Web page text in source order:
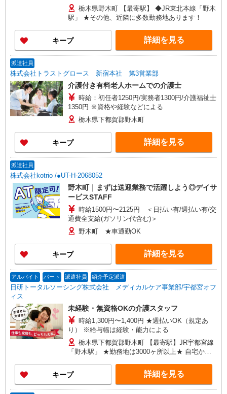
る） ◎月収例 時給1750円×1日8時間×22日（週5
日）＝30万8000円 ◆昇給あり ◆支払い方法 ※日
払い/週払い/月払い対応も可能です。詳しくは面談
時にご相談ください。 ◆交通費：別途全額支給 ※
当社規定あり
栃木県野木町 【最寄駅】 ◆JR東北本線「野木
駅」 ★その他、近隣に多数勤務地あります！
キープ 詳細を見る
派遣社員
株式会社トラストグロース 新宿本社 第3営業部
介護付き有料老人ホームでの介護士
時給：初任者1250円/実務者1300円/介護福祉士
1350円 ※資格や経験などによる
栃木県下都賀郡野木町
キープ 詳細を見る
派遣社員
株式会社kotrio /●UT-H-2068052
野木町｜まずは送迎業務で活躍しよう◎デイサ
ービスSTAFF
時給1500円〜2125円 ＜日払い有/週払い有/交
通費全支給(ガソリン代含む)＞
野木町 ★車通勤OK
キープ 詳細を見る
アルバイト パート 派遣社員 紹介予定派遣
日研トータルソーシング株式会社 メディカルケア事業部/宇都宮オフ
ィス
未経験・無資格OKの介護スタッフ
時給1,300円〜1,400円 ★週払いOK（規定あ
り） ※給与幅は経験・能力による
栃木県下都賀郡野木町 【最寄駅】JR宇都宮線
「野木駅」 ★勤務地は3000ヶ所以上★ 自宅から
下さい！！
キープ 詳細を見る